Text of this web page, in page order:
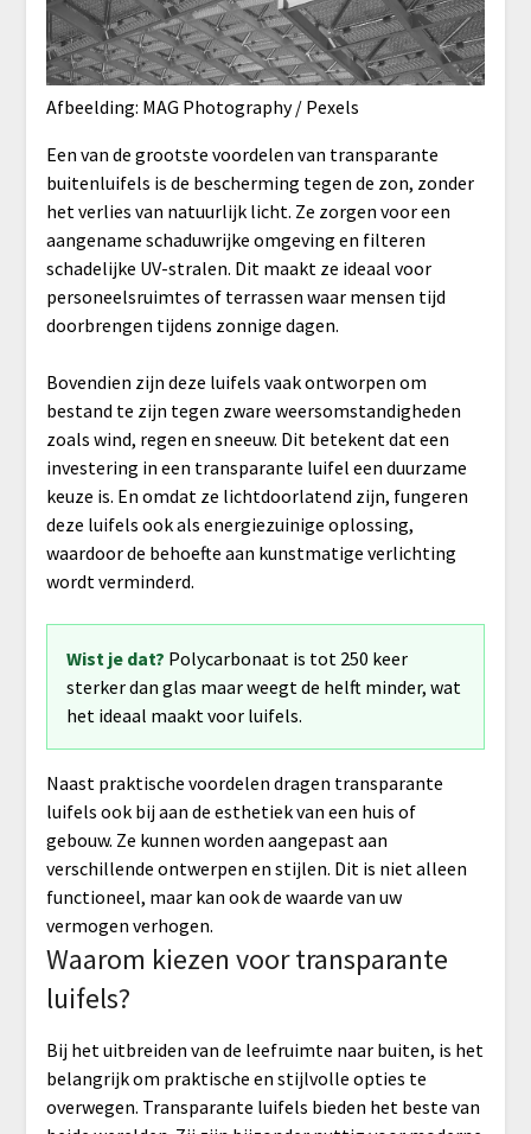
Afbeelding: MAG Photography / Pexels
Een van de grootste voordelen van transparante
buitenluifels is de bescherming tegen de zon, zonder
het verlies van natuurlijk licht. Ze zorgen voor een
aangename schaduwrijke omgeving en filteren
schadelijke UV-stralen. Dit maakt ze ideaal voor
personeelsruimtes of terrassen waar mensen tijd
doorbrengen tijdens zonnige dagen.
Bovendien zijn deze luifels vaak ontworpen om
bestand te zijn tegen zware weersomstandigheden
zoals wind, regen en sneeuw. Dit betekent dat een
investering in een transparante luifel een duurzame
keuze is. En omdat ze lichtdoorlatend zijn, fungeren
deze luifels ook als energiezuinige oplossing,
waardoor de behoefte aan kunstmatige verlichting
wordt verminderd.
Wist je dat? Polycarbonaat is tot 250 keer
sterker dan glas maar weegt de helft minder, wat
het ideaal maakt voor luifels.
Naast praktische voordelen dragen transparante
luifels ook bij aan de esthetiek van een huis of
gebouw. Ze kunnen worden aangepast aan
verschillende ontwerpen en stijlen. Dit is niet alleen
functioneel, maar kan ook de waarde van uw
vermogen verhogen.
Waarom kiezen voor transparante
luifels?
Bij het uitbreiden van de leefruimte naar buiten, is het
belangrijk om praktische en stijlvolle opties te
overwegen. Transparante luifels bieden het beste van